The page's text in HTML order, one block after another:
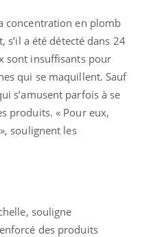
concentration en plomb
s’il a été détecté dans 24
sont insuffisants pour
qui se maquillent. Sauf
s’amusent parfois à se
produits. « Pour eux,
soulignent les
souligne
des produits